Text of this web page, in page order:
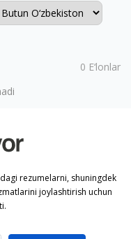
0 E‘lonlar
rezumelarni, shuningdek
joylashtirish uchun